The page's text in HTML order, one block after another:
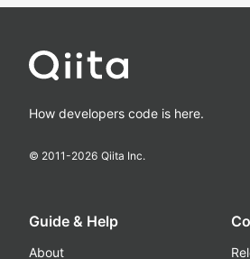
How developers code is here.
© 2011-2026 Qiita Inc.
Guide & Help
About